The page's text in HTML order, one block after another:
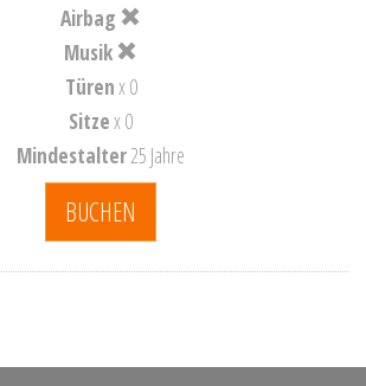
Airbag
Musik
Türenx 0
Sitzex 0
Mindestalter25 Jahre
BUCHEN